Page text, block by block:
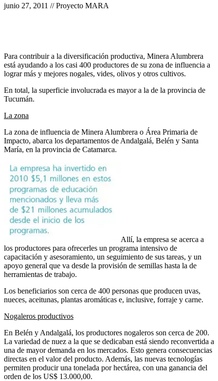
junio 27, 2011 // Proyecto MARA
Para contribuir a la diversificación productiva, Minera Alumbrera
está ayudando a los casi 400 productores de su zona de influencia a
lograr más y mejores nogales, vides, olivos y otros cultivos.
En total, la superficie involucrada es mayor a la de la provincia de
Tucumán.
La zona
La zona de influencia de Minera Alumbrera o Área Primaria de
Impacto, abarca los departamentos de Andalgalá, Belén y Santa
María, en la provincia de Catamarca.
Allí, la empresa se acerca a
los productores para ofrecerles un programa intensivo de
capacitación y asesoramiento, un seguimiento de sus tareas, y un
apoyo general que va desde la provisión de semillas hasta la de
herramientas de trabajo.
Los beneficiarios son cerca de 400 personas que producen uvas,
nueces, aceitunas, plantas aromáticas e, inclusive, forraje y carne.
Nogaleros productivos
En Belén y Andalgalá, los productores nogaleros son cerca de 200.
La variedad de nuez a la que se dedicaban está siendo reconvertida a
una de mayor demanda en los mercados. Esto genera consecuencias
directas en el valor del producto. Además, las nuevas tecnologías
permiten producir una tonelada por hectárea, con una ganancia del
orden de los US$ 13.000,00.